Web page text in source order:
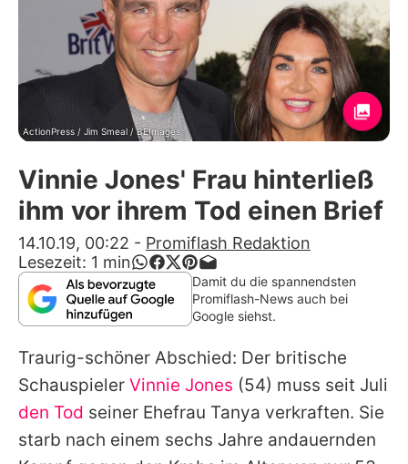
Filme & Serien
Lifestyle
Familie & Liebe
Promiflash Exklusiv
Alle Themen auf Promiflash
App runterladen
Team
Redaktionelle Richtlinien
Impressum
Datenschutzerklärung
ActionPress / Jim Smeal / BEImages
Vinnie Jones' Frau hinterließ
ihm vor ihrem Tod einen Brief
14.10.19, 00:22 - Promiflash Redaktion
Lesezeit: 1 min
Damit du die spannendsten
Promiflash-News auch bei
Google siehst.
Traurig-schöner Abschied: Der britische
Schauspieler Vinnie Jones (54) muss seit Juli
den Tod seiner Ehefrau Tanya verkraften. Sie
starb nach einem sechs Jahre andauernden